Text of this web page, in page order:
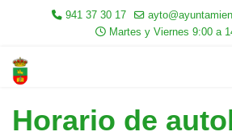
941 37 30 17
Martes y Viernes 9:00 a
Horario de